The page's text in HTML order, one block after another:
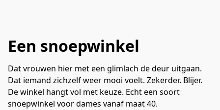
Een snoepwinkel
Dat vrouwen hier met een glimlach de deur uitgaan.
Dat iemand zichzelf weer mooi voelt. Zekerder. Blijer.
De winkel hangt vol met keuze. Echt een soort
snoepwinkel voor dames vanaf maat 40.